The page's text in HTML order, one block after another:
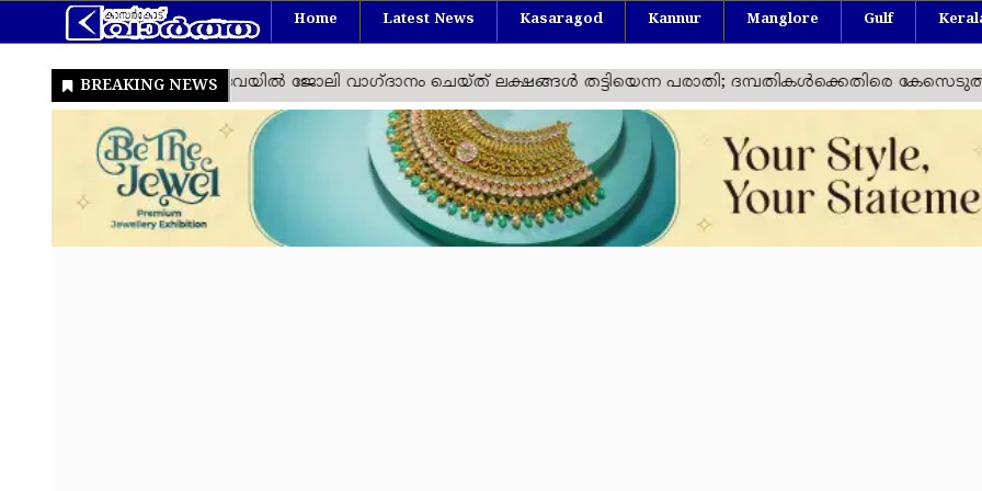
Home Latest News Kasaragod Kannur Manglore Gulf